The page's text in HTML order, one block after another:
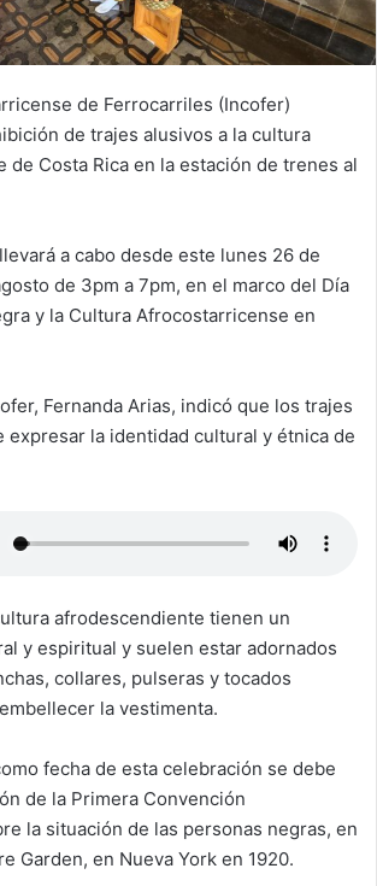
de Ferrocarriles (Incofer)
de trajes alusivos a la cultura
de Costa Rica en la estación de trenes al
a cabo desde este lunes 26 de
de 3pm a 7pm, en el marco del Día
y la Cultura Afrocostarricense en
Fernanda Arias, indicó que los trajes
expresar la identidad cultural y étnica de
afrodescendiente tienen un
y espiritual y suelen estar adornados
collares, pulseras y tocados
la vestimenta.
fecha de esta celebración se debe
de la Primera Convención
la situación de las personas negras, en
Garden, en Nueva York en 1920.